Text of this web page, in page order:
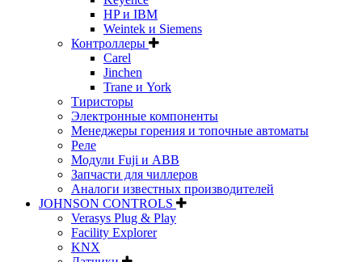
HP и IBM
Weintek и Siemens
Контроллеры
Carel
Jinchen
Trane и York
Тиристоры
Электронные компоненты
Менеджеры горения и топочные автоматы
Реле
Модули Fuji и ABB
Запчасти для чиллеров
Аналоги известных производителей
JOHNSON CONTROLS
Verasys Plug & Play
Facility Explorer
KNX